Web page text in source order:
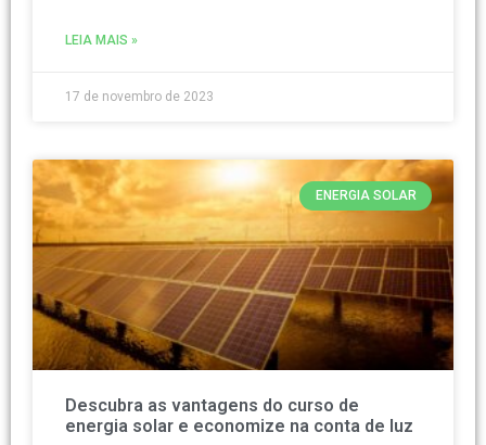
LEIA MAIS »
17 de novembro de 2023
ENERGIA SOLAR
Descubra as vantagens do curso de
energia solar e economize na conta de luz